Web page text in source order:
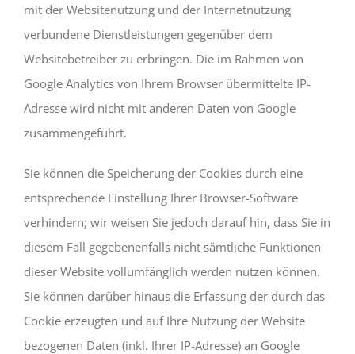
mit der Websitenutzung und der Internetnutzung
verbundene Dienstleistungen gegenüber dem
Websitebetreiber zu erbringen. Die im Rahmen von
Google Analytics von Ihrem Browser übermittelte IP-
Adresse wird nicht mit anderen Daten von Google
zusammengeführt.
Sie können die Speicherung der Cookies durch eine
entsprechende Einstellung Ihrer Browser-Software
verhindern; wir weisen Sie jedoch darauf hin, dass Sie in
diesem Fall gegebenenfalls nicht sämtliche Funktionen
dieser Website vollumfänglich werden nutzen können.
Sie können darüber hinaus die Erfassung der durch das
Cookie erzeugten und auf Ihre Nutzung der Website
bezogenen Daten (inkl. Ihrer IP-Adresse) an Google